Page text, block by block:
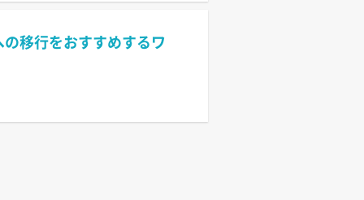
移行をおすすめするワ